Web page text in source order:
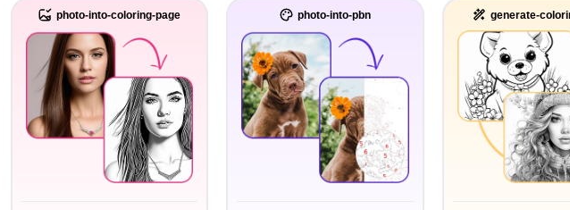
photo-into-coloring-page photo-into-pbn generate-